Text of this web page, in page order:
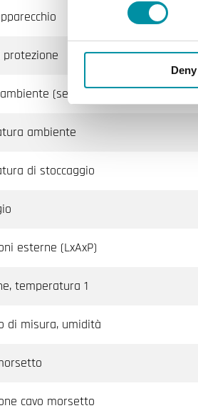
Deny
protezione
(senza condensa)
ambiente
di stoccaggio
esterne (LxAxP)
temperatura 1
di misura, umidità
cavo morsetto